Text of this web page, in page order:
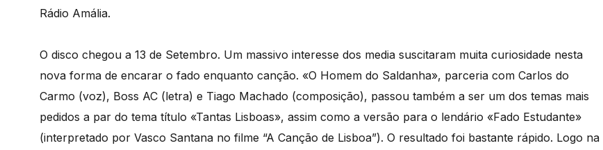
Rádio Amália.
O disco chegou a 13 de Setembro. Um massivo interesse dos media suscitaram muita curiosidade nesta
nova forma de encarar o fado enquanto canção. «O Homem do Saldanha», parceria com Carlos do
Carmo (voz), Boss AC (letra) e Tiago Machado (composição), passou também a ser um dos temas mais
pedidos a par do tema título «Tantas Lisboas», assim como a versão para o lendário «Fado Estudante»
(interpretado por Vasco Santana no filme “A Canção de Lisboa”). O resultado foi bastante rápido. Logo na